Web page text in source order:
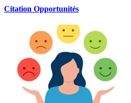
Citation Opportunités